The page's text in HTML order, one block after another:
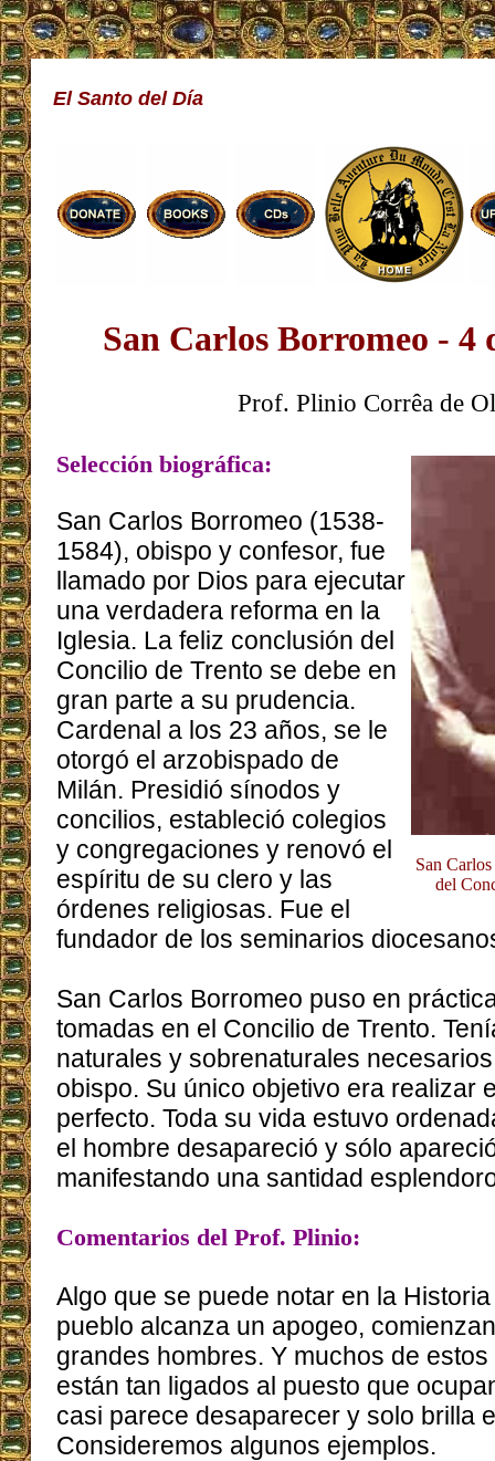
El Santo del Día
San Carlos Borromeo - 4
Prof. Plinio Corrêa de
San
del
Selección biográfica:
San Carlos Borromeo (1538-
1584), obispo y confesor, fue
llamado por Dios para ejecutar
una verdadera reforma en la
Iglesia. La feliz conclusión del
Concilio de Trento se debe en
gran parte a su prudencia.
Cardenal a los 23 años, se le
otorgó el arzobispado de
Milán. Presidió sínodos y
concilios, estableció colegios
y congregaciones y renovó el
espíritu de su clero y las
órdenes religiosas. Fue el
fundador de los seminarios
San Carlos Borromeo puso en
tomadas en el Concilio de Trento.
naturales y sobrenaturales
obispo. Su único objetivo era realizar
perfecto. Toda su vida estuvo
el hombre desapareció y sólo
manifestando una santidad
Comentarios del Prof. Plinio:
Algo que se puede notar en la
pueblo alcanza un apogeo,
grandes hombres. Y muchos de
están tan ligados al puesto que
casi parece desaparecer y solo brilla
Consideremos algunos ejemplos.